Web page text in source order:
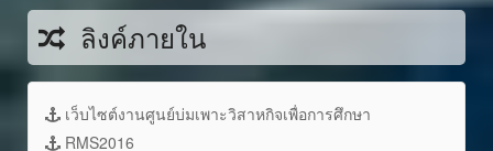
ลิงค์ภายใน
เว็บไซต์งานศูนย์บ่มเพาะวิสาหกิจเพื่อการศึกษา
RMS2016